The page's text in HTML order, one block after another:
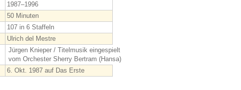
1987–1996
50 Minuten
107 in 6 Staffeln
Ulrich del Mestre
Jürgen Knieper / Titelmusik eingespielt
vom Orchester Sherry Bertram (Hansa)
6. Okt. 1987 auf Das Erste